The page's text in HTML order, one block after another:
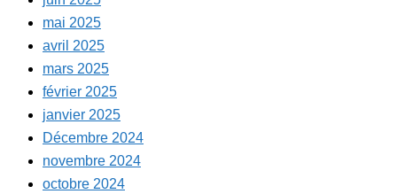
mai 2025
avril 2025
mars 2025
février 2025
janvier 2025
Décembre 2024
novembre 2024
octobre 2024